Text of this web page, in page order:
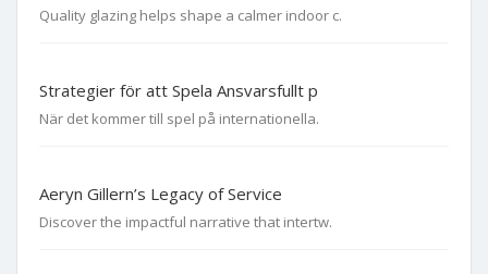
Quality glazing helps shape a calmer indoor c.
Strategier för att Spela Ansvarsfullt p
När det kommer till spel på internationella.
Aeryn Gillern’s Legacy of Service
Discover the impactful narrative that intertw.